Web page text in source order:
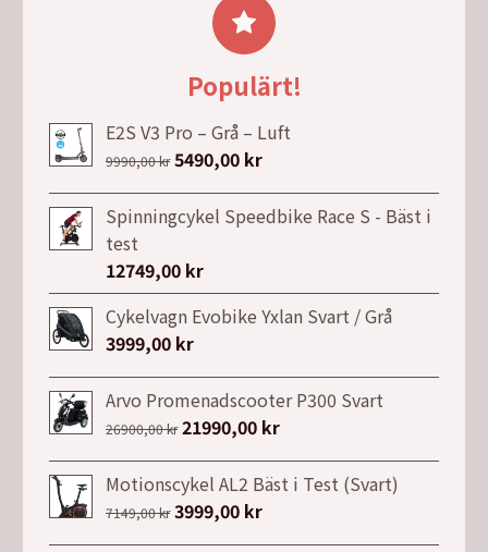
3395,00 kr.
är:
2995,00 kr.
Populärt!
E2S V3 Pro – Grå – Luft
9990,00kr Det
ursprungliga
priset
9990,00 kr.
5490,00 krDet
nuvarande
priset
Spinningcykel Speedbike Race S - Bäst i
test
12749,00 kr
Cykelvagn Evobike Yxlan Svart / Grå
3999,00 kr
Arvo Promenadscooter P300 Svart
26900,00kr Det
ursprungliga
priset
var:
21990,00 krDet
nuvarande
priset
Motionscykel AL2 Bäst i Test (Svart)
7149,00kr Det
ursprungliga
3999,00 krDet
nuvarande